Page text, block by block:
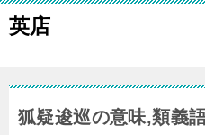
英店
狐疑逡巡の意味,類義